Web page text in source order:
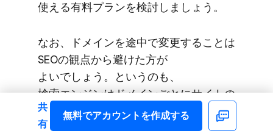
使える​有料プランを​検討しましょう。
な​お、​ドメインを​途中で​変更する​ことは​
SEOの​観点から​避けた方が​
よいでしょう。​と​いうのも、​
検索エンジンは​ドメインごとに​サイトの​
内容を​評価しており、​有益な​
コンテンツを​発信する​ドメインを​
Facebook
共
有
無料で​アカウントを​作成する